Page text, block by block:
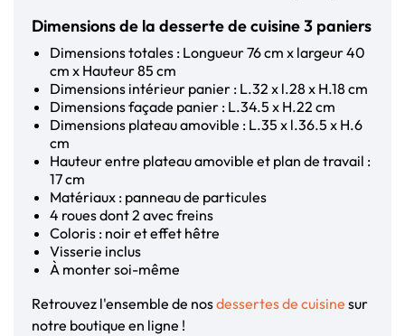
Dimensions de la desserte de cuisine 3 paniers
Dimensions totales : Longueur 76 cm x largeur 40
cm x Hauteur 85 cm
Dimensions intérieur panier : L.32 x l.28 x H.18 cm
Dimensions façade panier : L.34.5 x H.22 cm
Dimensions plateau amovible : L.35 x l.36.5 x H.6
cm
Hauteur entre plateau amovible et plan de travail :
17 cm
Matériaux : panneau de particules
4 roues dont 2 avec freins
Coloris : noir et effet hêtre
Visserie inclus
À monter soi-même
Retrouvez l'ensemble de nosdessertes de cuisine sur
notre boutique en ligne !